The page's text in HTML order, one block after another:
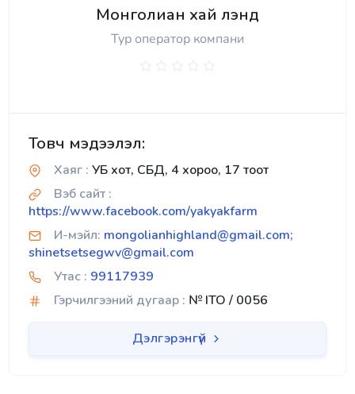
Монголиан хай лэнд
Тур оператор компани
Товч мэдээлэл:
Хаяг : УБ хот, СБД, 4 хороо, 17 тоот
Вэб сайт :
https://www.facebook.com/yakyakfarm
И-мэйл: mongolianhighland@gmail.com;
shinetsetsegwv@gmail.com
Утас : 99117939
Гэрчилгээний дугаар : № ITO / 0056
Дэлгэрэнгүй